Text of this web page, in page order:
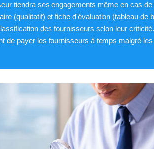
tiendra ses engagements même en cas de
(qualitatif) et fiche d'évaluation (tableau de
des fournisseurs selon leur
de payer les fournisseurs à temps malgré les